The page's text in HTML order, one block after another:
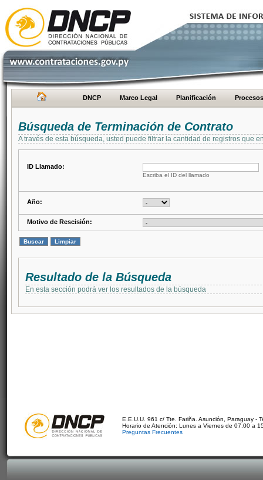
DNCP Marco Legal Planificación Procesos
Búsqueda de Terminación de Contrato
A través de esta búsqueda, usted puede filtrar la cantidad de registros que
ID Llamado:
Escriba el ID del llamado
Año:
Motivo de Rescisión:
Resultado de la Búsqueda
En esta sección podrá ver los resultados de la búsqueda
E.E.U.U. 961 c/ Tte. Fariña. Asunción, Paraguay -
Horario de Atención: Lunes a Viernes de 07:00 a
Preguntas Frecuentes